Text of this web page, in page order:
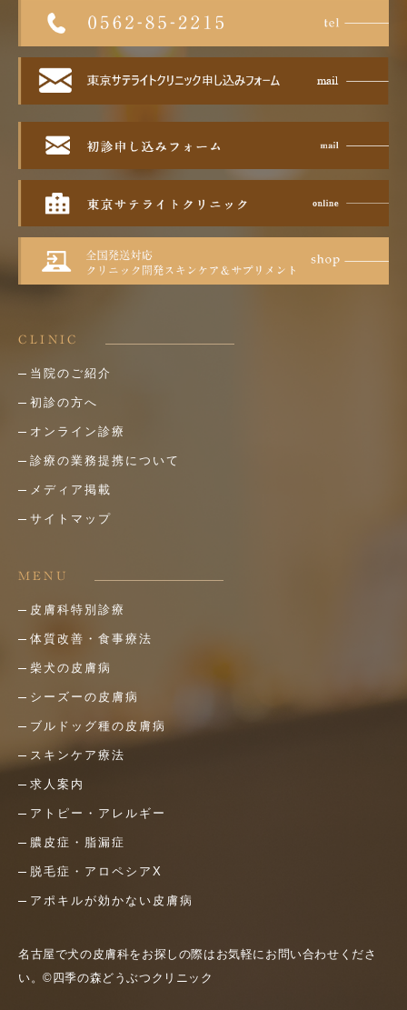
CLINIC
当院のご紹介
初診の方へ
オンライン診療
診療の業務提携について
メディア掲載
サイトマップ
MENU
皮膚科特別診療
体質改善・食事療法
柴犬の皮膚病
シーズーの皮膚病
ブルドッグ種の皮膚病
スキンケア療法
求人案内
アトピー・アレルギー
膿皮症・脂漏症
脱毛症・アロペシアX
アポキルが効かない皮膚病
名古屋で犬の皮膚科をお探しの際はお気軽にお問い合わせくださ
い。©四季の森どうぶつクリニック